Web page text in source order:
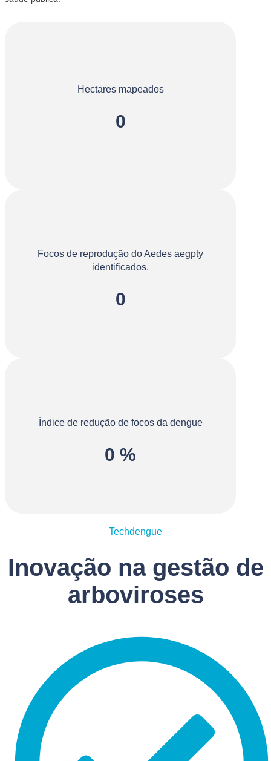
Hectares mapeados
0
Focos de reprodução do Aedes aegpty
identificados.
0
Índice de redução de focos da dengue
0 %
Techdengue
Inovação na gestão de
arboviroses